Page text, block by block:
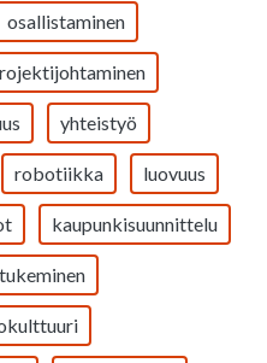
osallistaminen
yhteistyö
robotiikka luovuus
kaupunkisuunnittelu
tukeminen